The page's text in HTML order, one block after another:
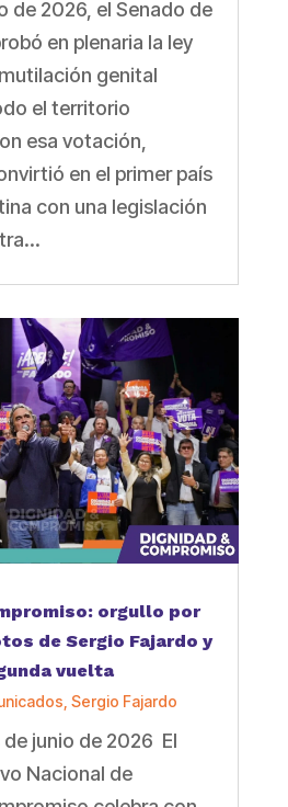
de 2026, el Senado de
en plenaria la ley
genital
el territorio
esa votación,
en el primer país
con una legislación
orgullo por
de Sergio Fajardo y
vuelta
Sergio Fajardo
junio de 2026 El
Nacional de